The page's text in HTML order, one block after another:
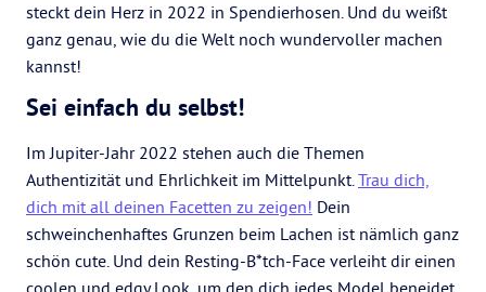
steckt dein Herz in 2022 in Spendierhosen. Und du weißt
ganz genau, wie du die Welt noch wundervoller machen
kannst!
Sei einfach du selbst!
Im Jupiter-Jahr 2022 stehen auch die Themen
Authentizität und Ehrlichkeit im Mittelpunkt.Trau dich,
dich mit all deinen Facetten zu zeigen! Dein
schweinchenhaftes Grunzen beim Lachen ist nämlich ganz
schön cute. Und dein Resting-B*tch-Face verleiht dir einen
coolen und edgy Look, um den dich jedes Model beneidet.